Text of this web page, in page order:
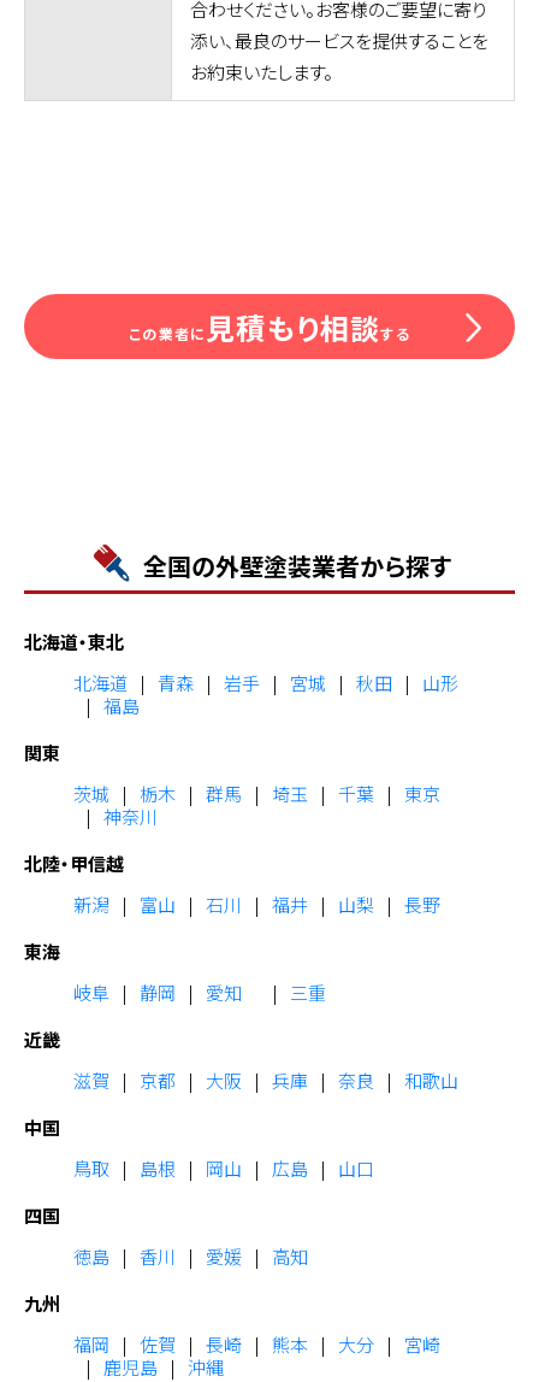
合わせください。お客様のご要望に寄り
添い、最良のサービスを提供することを
お約束いたします。
この業者に 見積もり相談する
全国の外壁塗装業者から探す
北海道・東北
北海道
青森 岩手 宮城 秋田
山形
福島
関東
茨城
栃木 群馬 埼玉 千葉
東京
神奈川
北陸・甲信越
新潟
富山 石川 福井 山梨
長野
東海
岐阜
静岡 愛知
三重
近畿
滋賀
京都 大阪 兵庫 奈良
和歌山
中国
鳥取
島根 岡山 広島
山口
四国
徳島
香川 愛媛
高知
九州
福岡
佐賀 長崎 熊本 大分
宮崎
鹿児島
沖縄